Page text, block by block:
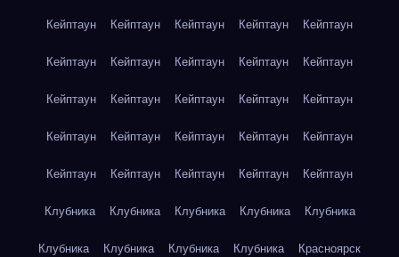
Кейптаун Кейптаун Кейптаун Кейптаун Кейптаун
Кейптаун Кейптаун Кейптаун Кейптаун Кейптаун
Кейптаун Кейптаун Кейптаун Кейптаун Кейптаун
Кейптаун Кейптаун Кейптаун Кейптаун Кейптаун
Кейптаун Кейптаун Кейптаун Кейптаун Кейптаун
Клубника Клубника Клубника Клубника Клубника
Клубника Клубника Клубника Клубника Красноярск